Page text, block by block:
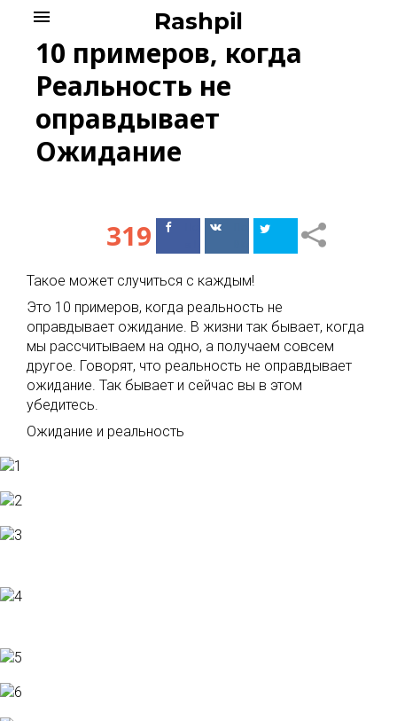
content
Rashpil
menu
10 примеров, когда
Реальность не
оправдывает
Ожидание
319
ПоделитьсяПоделиться
Такое может случиться с каждым!
Это 10 примеров, когда реальность не
оправдывает ожидание. В жизни так бывает, когда
мы рассчитываем на одно, а получаем совсем
другое. Говорят, что реальность не оправдывает
ожидание. Так бывает и сейчас вы в этом
убедитесь.
Ожидание и реальность